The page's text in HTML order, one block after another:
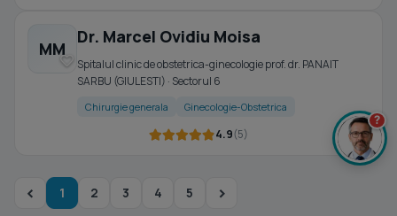
MM
Dr. Marcel Ovidiu Moisa
Spitalul clinic de obstetrica-ginecologie prof. dr. PANAIT
SARBU (GIULESTI) · Sectorul 6
Chirurgie generala Ginecologie-Obstetrica
4.9(5)
1 2 3 4 5
?